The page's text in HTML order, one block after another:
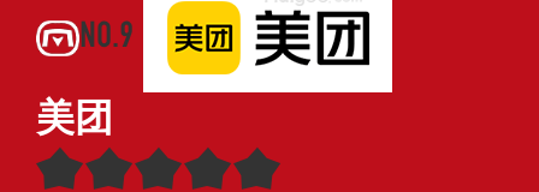
NO.9
美团